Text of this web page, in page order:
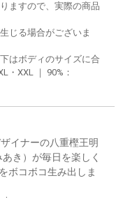
ますので、実際の商品
じる場合がございま
はボディのサイズに合
・XXL ｜ 90%：
イナーの八重樫王明
あき）が毎日を楽しく
ボコボコ生み出しま